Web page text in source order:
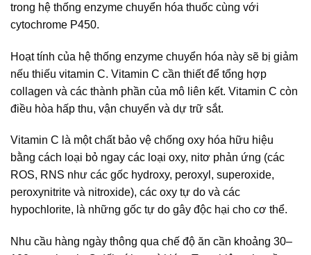
trong hệ thống enzyme chuyển hóa thuốc cùng với
cytochrome P450.
Hoạt tính của hệ thống enzyme chuyển hóa này sẽ bị giảm
nếu thiếu vitamin C. Vitamin C cần thiết để tổng hợp
collagen và các thành phần của mô liên kết. Vitamin C còn
điều hòa hấp thu, vận chuyển và dự trữ sắt.
Vitamin C là một chất bảo vệ chống oxy hóa hữu hiệu
bằng cách loại bỏ ngay các loại oxy, nitơ phản ứng (các
ROS, RNS như các gốc hydroxy, peroxyl, superoxide,
peroxynitrite và nitroxide), các oxy tự do và các
hypochlorite, là những gốc tự do gây độc hại cho cơ thể.
Nhu cầu hàng ngày thông qua chế độ ăn cần khoảng 30–